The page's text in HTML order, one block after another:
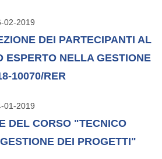
02-2019
DEI PARTECIPANTI AL
ESPERTO NELLA GESTIONE
10070/RER
01-2019
DEL CORSO "TECNICO
DEI PROGETTI"